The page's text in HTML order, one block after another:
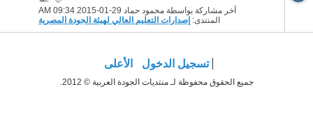
آخر مشاركة بواسطة محمود حماد 29-01-2015
09:34 AM
المنتدى: إصدارات التعليم العالي لهيئة الجودة المصرية
تسجيل الدخول الأعلى
جميع الحقوق محفوظة لـ منتديات الجودة العربية © 2012.